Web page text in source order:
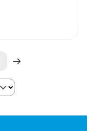
Página